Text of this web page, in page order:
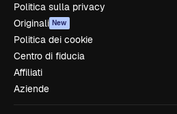
Politica sulla privacy
Originali New
Politica dei cookie
Centro di fiducia
Affiliati
Aziende